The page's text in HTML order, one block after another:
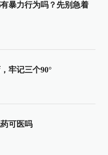
暴力行为吗？先别急着
牢记三个90°
可医吗